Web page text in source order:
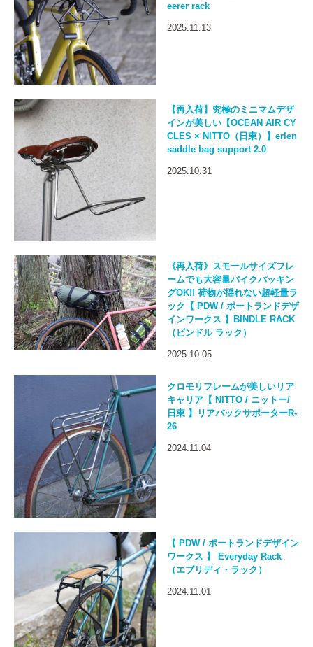
eerer rack
2025.11.13
【再入荷】究極のミニマムデザ
インが美しい【OCEAN AIR CY
CLES × NITTO（日東）】erlen
saddle bag support 2.0
2025.10.31
《再入荷》スモールサイズフレ
ームでも大容量バイクパッキン
グOK!! 荷物が揺れない超軽量ラ
ック【 PDW / ポートランドデザ
インワークス 】BINDLE RACK
（ビンドル ラック）
2025.10.05
クロモリフレームが美しいリア
キャリア【 NITTO / ニットー/
日東 】リアバックサポーターR-
26
2024.11.04
【 PDW / ポートランドデザイン
ワークス 】 Everyday Rack
（エブリディ・ラック）
2024.11.01